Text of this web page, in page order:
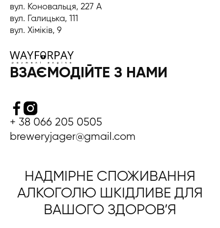
вул. Коновальця, 227 А
вул. Галицька, 111
вул. Хіміків, 9
ВЗАЄМОДІЙТЕ З НАМИ
+ 38 066 205 0505
breweryjager@gmail.com
НАДМІРНЕ СПОЖИВАННЯ
АЛКОГОЛЮ ШКІДЛИВЕ ДЛЯ
ВАШОГО ЗДОРОВ’Я